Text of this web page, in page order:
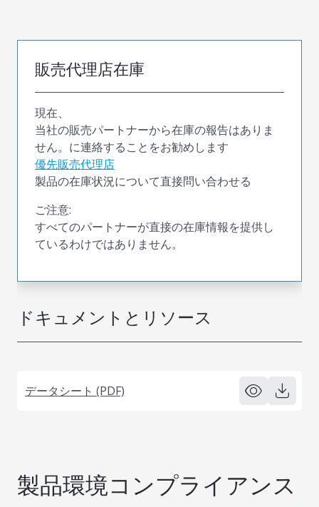
ドキュメントとリソース
データシート (PDF)
販売代理店在庫
現在、
当社の販売パートナーから在庫の報告はありま
せん。に連絡することをお勧めします
優先販売代理店
製品の在庫状況について直接問い合わせる
ご注意:
すべてのパートナーが直接の在庫情報を提供し
ているわけではありません。
製品環境コンプライアンス